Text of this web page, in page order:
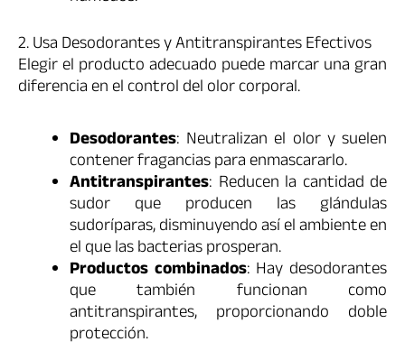
2. Usa Desodorantes y Antitranspirantes Efectivos
Elegir el producto adecuado puede marcar una gran
diferencia en el control del olor corporal.
Desodorantes: Neutralizan el olor y suelen
contener fragancias para enmascararlo.
Antitranspirantes: Reducen la cantidad de
sudor que producen las glándulas
sudoríparas, disminuyendo así el ambiente en
el que las bacterias prosperan.
Productos combinados: Hay desodorantes
que también funcionan como
antitranspirantes, proporcionando doble
protección.